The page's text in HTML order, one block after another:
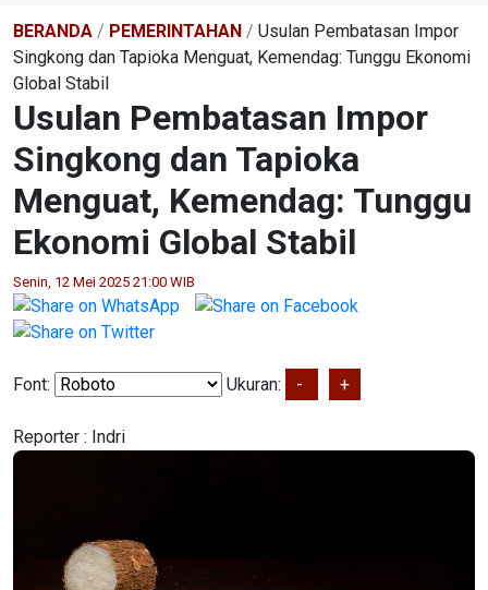
BERANDA / PEMERINTAHAN / Usulan Pembatasan Impor
Singkong dan Tapioka Menguat, Kemendag: Tunggu Ekonomi
Global Stabil
Usulan Pembatasan Impor
Singkong dan Tapioka
Menguat, Kemendag: Tunggu
Ekonomi Global Stabil
Senin, 12 Mei 2025 21:00 WIB
Font: Ukuran: - +
Reporter : Indri